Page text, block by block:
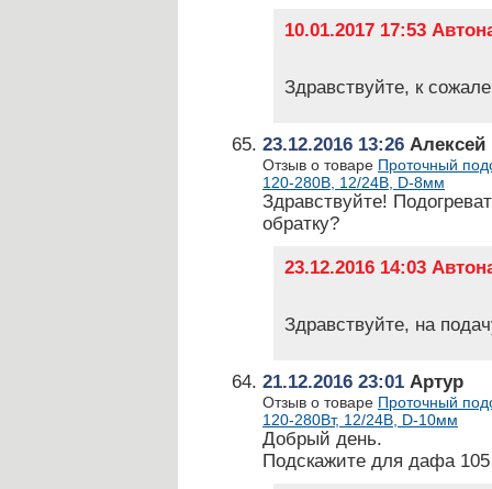
10.01.2017 17:53
Здравствуйте, к
23.12.2016 13:26 Алексей
Отзыв о товаре Проточный
120-280В, 12/24В, D-8мм
Здравствуйте!
обратку?
23.12.2016 14:03
Здравствуйте, на
21.12.2016 23:01 Артур
Отзыв о товаре Проточный
120-280Вт, 12/24В, D-10мм
Добрый день.
Подскажите для дафа 105